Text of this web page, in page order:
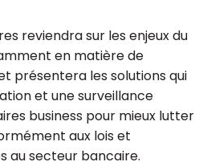
reviendra sur les enjeux du
en matière de
présentera les solutions qui
et une surveillance
business pour mieux lutter
aux lois et
au secteur bancaire.